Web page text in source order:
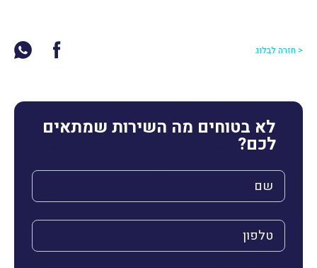
< חזרה לבלוג
לא בטוחים מה השירות שמתאים
לכם?
השם שלך (חובה)
הטלפון שלך (חובה)